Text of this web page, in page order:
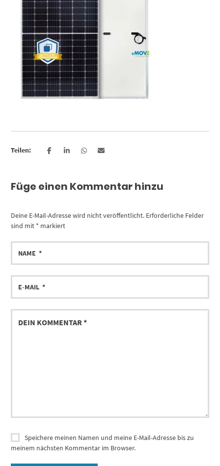
Teilen:
Füge einen Kommentar hinzu
Deine E-Mail-Adresse wird nicht veröffentlicht. Erforderliche Felder
sind mit * markiert
Speichere meinen Namen und meine E-Mail-Adresse bis zu
meinem nächsten Kommentar im Browser.